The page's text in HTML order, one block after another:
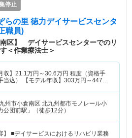
停止
らの里 徳力デイサービスセンタ
職員)
南区】 デイサービスセンターでのリ
＜作業療法士＞
収】 21.1万円～30.6万円 程度（資格手
当込） 【モデル年収】 303万円～447万
州市小倉南区 北九州都市モノレール小
公団前駅」（徒歩12分）
】 ■デイサービスにおけるリハビリ業務